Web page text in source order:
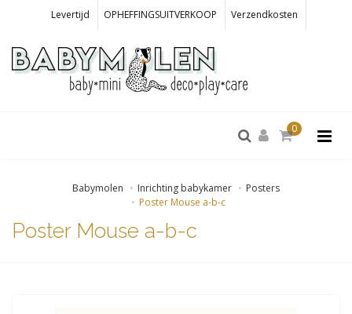
Levertijd OPHEFFINGSUITVERKOOP Verzendkosten
0
Babymolen Inrichting babykamer
Posters
Poster Mouse a-b-c
Poster Mouse a-b-c